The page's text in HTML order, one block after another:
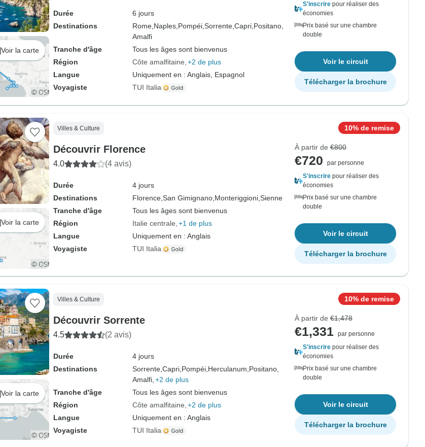
Voir la carte
Durée
6 jours
Destinations
Rome, Naples, Pompéi, Sorrente, Capri, Positano,
Amalfi
Tranche d'âge
Tous les âges sont bienvenus
Région
Côte amalfitaine +2 de plus
Langue
Uniquement en : Anglais, Espagnol
Voyagiste
TUI Italia
S'inscrire pour réaliser des
économies
Prix basé sur une chambre
double
Voir le circuit
Télécharger la brochure
Voir la carte
Villes & Culture
Découvrir Florence
4.0 (4 avis)
Durée
4 jours
Destinations
Florence, San Gimignano, Monteriggioni, Sienne
Tranche d'âge
Tous les âges sont bienvenus
Région
Italie centrale +1 de plus
Langue
Uniquement en : Anglais
Voyagiste
TUI Italia
10% de remise
À partir de €800
€720
par personne
S'inscrire pour réaliser des
économies
Prix basé sur une chambre
double
Voir le circuit
Télécharger la brochure
Voir la carte
Villes & Culture
Découvrir Sorrente
4.5 (2 avis)
Durée
4 jours
Destinations
Sorrente, Capri, Pompéi, Herculanum, Positano,
Amalfi, +2 de plus
Tranche d'âge
Tous les âges sont bienvenus
Région
Côte amalfitaine +2 de plus
Langue
Uniquement en : Anglais
Voyagiste
TUI Italia
10% de remise
À partir de €1,478
€1,331 par personne
S'inscrire pour réaliser des
économies
Prix basé sur une chambre
double
Voir le circuit
Télécharger la brochure